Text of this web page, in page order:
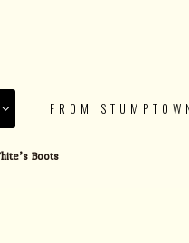
FROM
Boots